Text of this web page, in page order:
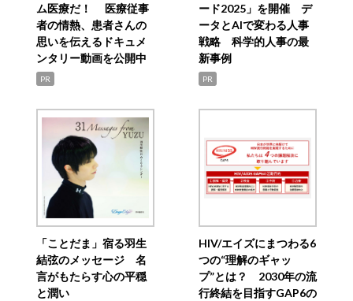
ム医療だ！ 医療従事
者の情熱、患者さんの
思いを伝えるドキュメ
ンタリー動画を公開中
PR
ード2025」を開催 デ
ータとAIで変わる人事
戦略 科学的人事の最
新事例
PR
「ことだま」宿る羽生
結弦のメッセージ 名
言がもたらす心の平穏
と潤い
HIV/エイズにまつわる6
つの“理解のギャッ
プ”とは？ 2030年の流
行終結を目指すGAP6の